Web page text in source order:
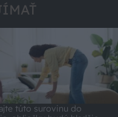
túto surovinu do